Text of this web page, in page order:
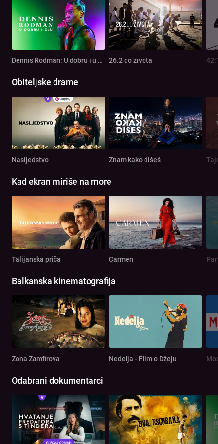
Dennis Rodman: U dobru i u zlu 26.2 do života
Obiteljske drame
Nasljedstvo Znam kako dišeš
Kad ekran miriše na more
Talijanska priča Carmen
Balkanska kinematografija
Zona Zamfirova Nedelja - Film o Džeju
Odabrani dokumentarci